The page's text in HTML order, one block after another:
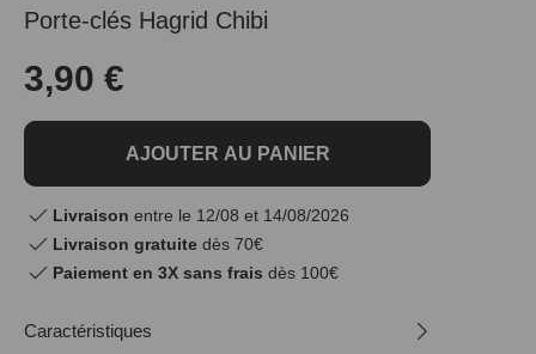
Porte-clés Hagrid Chibi
3,90 €
AJOUTER AU PANIER
Livraison entre le 12/08 et 14/08/2026
Livraison gratuite dès 70€
Paiement en 3X sans frais dès 100€
Caractéristiques